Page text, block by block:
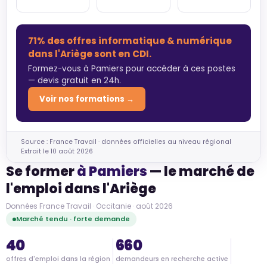
71% des offres informatique & numérique
dans l'Ariège sont en CDI.
Formez-vous à Pamiers pour accéder à ces postes
— devis gratuit en 24h.
Voir nos formations →
Source : France Travail · données officielles au niveau régional
Extrait le 10 août 2026
Se formerà Pamiers— le marché de
l'emploi dans l'Ariège
Données France Travail · Occitanie · août 2026
Marché tendu · forte demande
40
offres d'emploi dans la région
660
demandeurs en recherche active